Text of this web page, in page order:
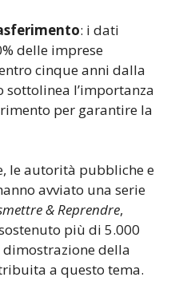
: i dati
delle imprese
cinque anni dalla
sottolinea l’importanza
per garantire la
le autorità pubbliche e
avviato una serie
& Reprendre,
più di 5.000
della
a questo tema.